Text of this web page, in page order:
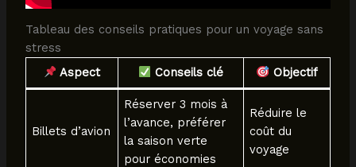
Tableau des conseils pratiques pour un voyage sans
stress
Aspect
Conseils clé Objectif
Billets d’avion
Réserver 3 mois à
l’avance, préférer
la saison verte
pour économies
Réduire le
coût du
voyage